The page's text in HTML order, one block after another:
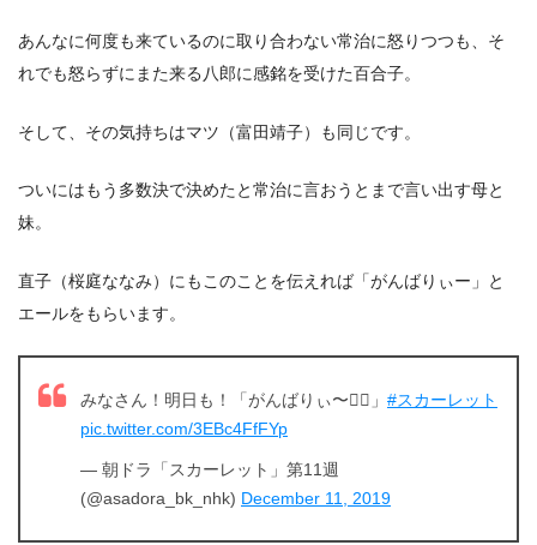
あんなに何度も来ているのに取り合わない常治に怒りつつも、そ
れでも怒らずにまた来る八郎に感銘を受けた百合子。
そして、その気持ちはマツ（富田靖子）も同じです。
ついにはもう多数決で決めたと常治に言おうとまで言い出す母と
妹。
直子（桜庭ななみ）にもこのことを伝えれば「がんばりぃー」と
エールをもらいます。
みなさん！明日も！「がんばりぃ〜🙋‍♀️」 #スカーレット
pic.twitter.com/3EBc4FfFYp
— 朝ドラ「スカーレット」第11週
(@asadora_bk_nhk) December 11, 2019